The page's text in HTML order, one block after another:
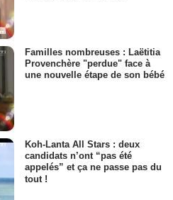
Familles nombreuses : Laëtitia
Provenchère "perdue" face à
une nouvelle étape de son bébé
Koh-Lanta All Stars : deux
candidats n’ont “pas été
appelés” et ça ne passe pas du
tout !